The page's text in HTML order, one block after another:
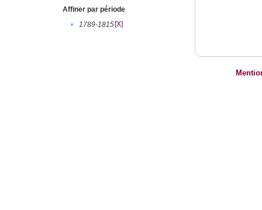
Affiner par période
•
1789-1815[X]